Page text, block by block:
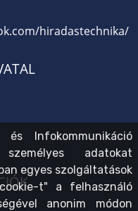
hiradastechnika/
és Infokommunikáció
adatokat
egyes szolgáltatások
t" a felhasználó
anonim módon